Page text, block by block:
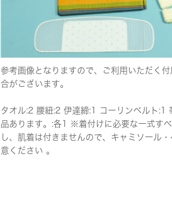
参考画像となりますので、ご利用いただく
合がございます。
タオル:2 腰紐:2 伊達締:1 コーリンベルト:1
品あります。:各1 ※着付けに必要な一式す
し、肌着は付きませんので、キャミソール
意ください 。